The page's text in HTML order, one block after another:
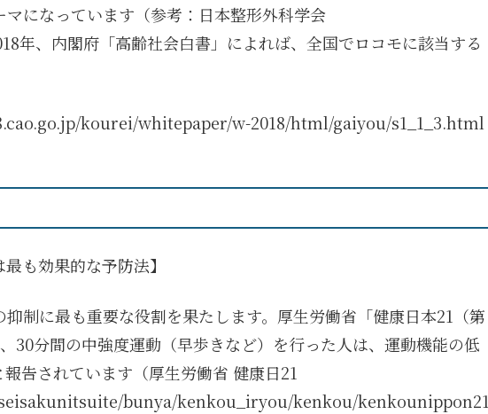
になっています（参考：日本整形外科学会
、内閣府「高齢社会白書」によれば、全国でロコモに該当する
kourei/whitepaper/w-2018/html/gaiyou/s1_1_3.html
も効果的な予防法】
制に最も重要な役割を果たします。厚生労働省「健康日本21（第
30分間の中強度運動（早歩きなど）を行った人は、運動機能の低
告されています（厚生労働省 健康日21
bunya/kenkou_iryou/kenkou/kenkounippon21